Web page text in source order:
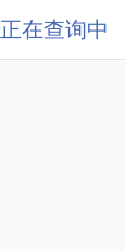
正在查询中